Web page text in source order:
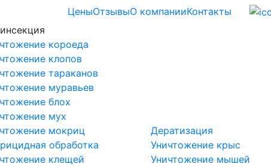
ЦеныОтзывыО компанииКонтакты
короеда
клопов
тараканов
муравьев
блох
мух
мокриц
обработка
клещей
Дератизация
Уничтожение крыс
Уничтожение мышей